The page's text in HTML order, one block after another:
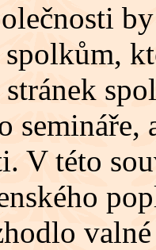
semináře,
V této